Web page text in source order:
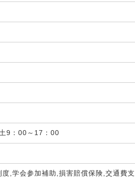
9：00～17：00
,学会参加補助,損害賠償保険,交通費